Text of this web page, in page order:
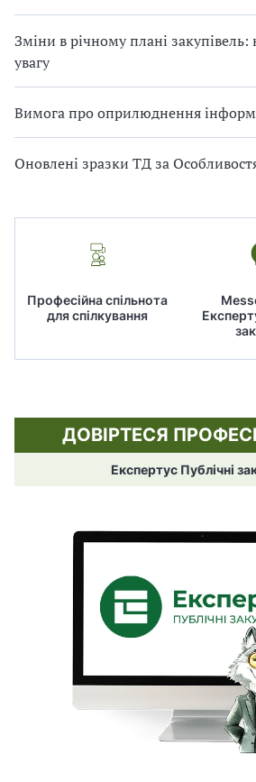
Зміни в річному плані
увагу
Вимога про оприлюднення
Оновлені зразки ТД за
Професійна спільнота
для спілкування
ДОВІРТЕСЯ
Експертус Публічні